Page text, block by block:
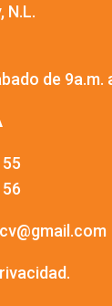
N.L.
de 9a.m.